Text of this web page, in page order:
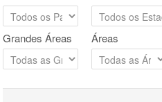
Grandes Áreas Áreas